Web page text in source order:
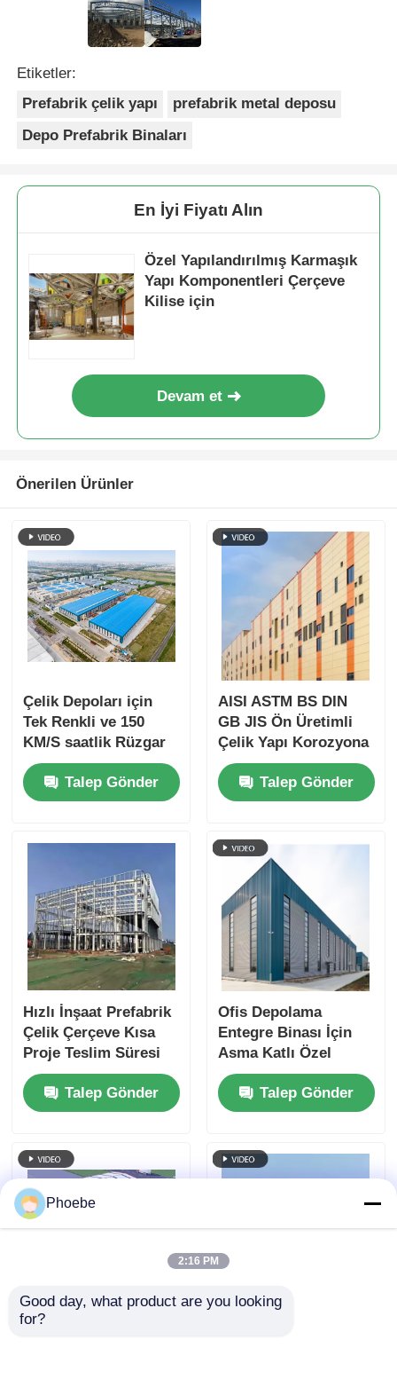
next cooperation!
Etiketler:
Prefabrik çelik yapı
prefabrik metal deposu
Depo Prefabrik Binaları
En İyi Fiyatı Alın
Özel Yapılandırılmış Karmaşık
Yapı Komponentleri Çerçeve
Kilise için
Devam et
Önerilen Ürünler
Çelik Depoları için
Tek Renkli ve 150
KM/S saatlik Rüzgar
Yükü İçin Ekolojik
Arkadaşlıklı Hazır
Çelik Yapısı
Talep Gönder
AISI ASTM BS DIN
GB JIS Ön Üretimli
Çelik Yapı Korozyona
Dayanıklı
Talep Gönder
Hızlı İnşaat Prefabrik
Çelik Çerçeve Kısa
Proje Teslim Süresi
Talep Gönder
Ofis Depolama
Entegre Binası İçin
Asma Katlı Özel
Boyutlu Çelik Yapı
Talep Gönder
Yangına dayanıklılık
Phoebe
2:16 PM
Good day, what product are you looking
for?